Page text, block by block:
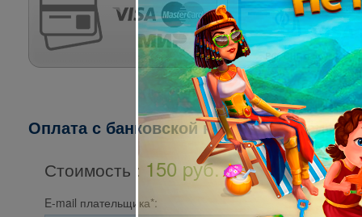
Оплата с банковской карты через
Стоимость : 150 pуб.
E-mail плательщика*: